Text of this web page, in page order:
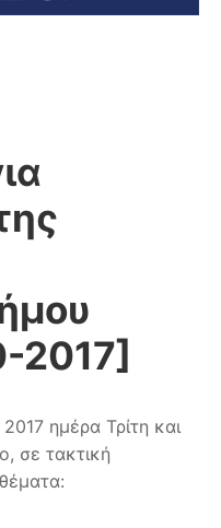
2017]
ημέρα Τρίτη και
σε τακτική